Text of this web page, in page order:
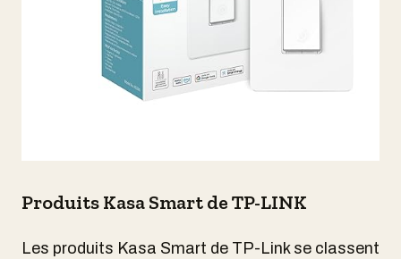
Produits Kasa Smart de TP-LINK
Les produits Kasa Smart de TP-Link se classent